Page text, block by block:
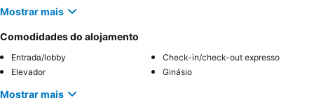
Mostrar mais
Comodidades do alojamento
Entrada/lobby
Check-in/check-out expresso
Elevador
Ginásio
Mostrar mais